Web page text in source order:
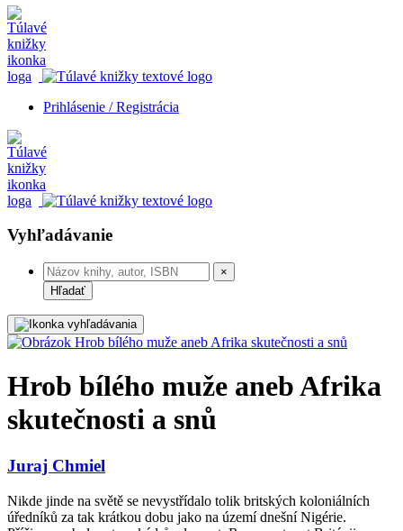
Prihlásenie / Registrácia
Vyhľadávanie
×
Hľadať
Hrob bílého muže aneb Afrika
skutečnosti a snů
Juraj Chmiel
Nikde jinde na světě se nevystřídalo tolik britských koloniálních
úředníků za tak krátkou dobu jako na území dnešní Nigérie.